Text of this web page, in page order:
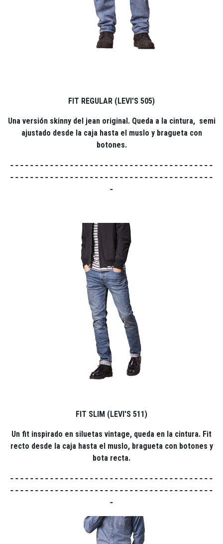
FIT REGULAR (LEVI'S 505)
Una versión skinny del jean original. Queda a la cintura, semi
ajustado desde la caja hasta el muslo y bragueta con
botones.
-----------------------------------------
-----------------------------------------
-
FIT SLIM (LEVI'S 511)
Un fit inspirado en siluetas vintage, queda en la cintura. Fit
recto desde la caja hasta el muslo, bragueta con botones y
bota recta.
-----------------------------------------
-----------------------------------------
-